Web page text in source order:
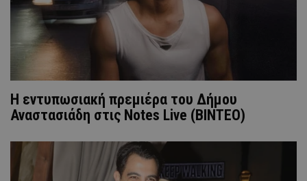
Η εντυπωσιακή πρεμιέρα του Δήμου
Αναστασιάδη στις Notes Live (ΒΙΝΤΕΟ)